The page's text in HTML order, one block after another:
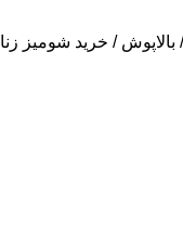
بالاپوش خرید شومیز